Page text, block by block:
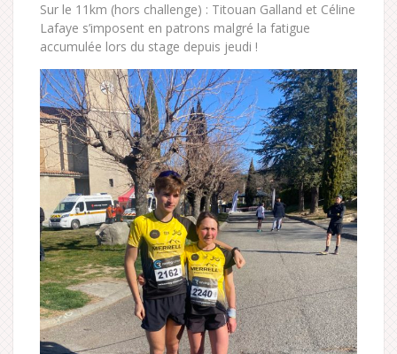
Sur le 11km (hors challenge) : Titouan Galland et Céline
Lafaye s’imposent en patrons malgré la fatigue
accumulée lors du stage depuis jeudi !